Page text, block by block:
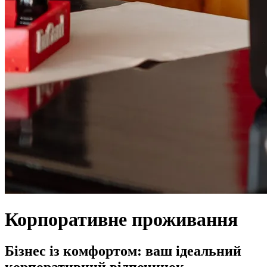
Корпоративне проживання
Бізнес із комфортом: ваш ідеальний